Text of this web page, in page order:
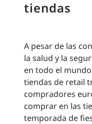
tiendas
A pesar de las
la salud y la
en todo el
tiendas de retail
compradores
comprar en las
temporada de